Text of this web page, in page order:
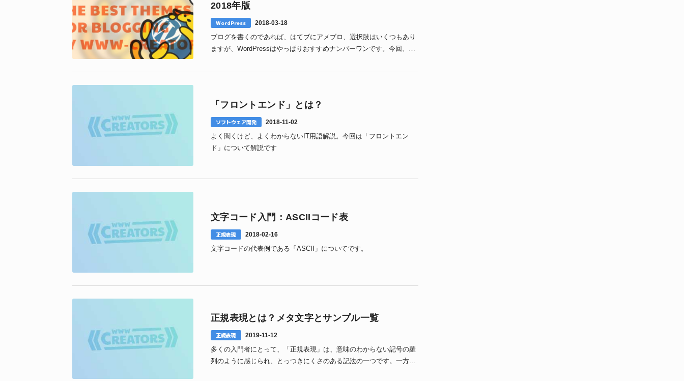
2018年版
WordPress 2018-03-18
ブログを書くのであれば、はてブにアメブロ、選択肢はいくつもあり
ますが、WordPressはやっぱりおすすめナンバーワンです。今回、最
「フロントエンド」とは？
ソフトウェア開発 2018-11-02
よく聞くけど、よくわからないIT用語解説。今回は「フロントエン
ド」について解説です
文字コード入門：ASCIIコード表
正規表現 2018-02-16
文字コードの代表例である「ASCII」についてです。
正規表現とは？メタ文字とサンプル一覧
正規表現 2019-11-12
多くの入門者にとって、「正規表現」は、意味のわからない記号の羅
列のように感じられ、とっつきにくさのある記法の一つです。一方